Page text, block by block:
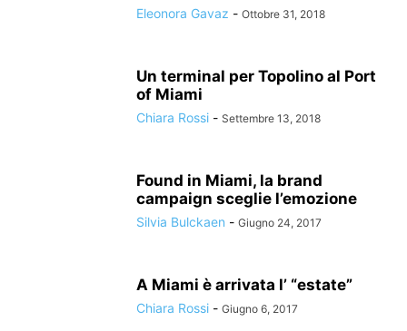
Eleonora Gavaz - Ottobre 31, 2018
Un terminal per Topolino al Port
of Miami
Chiara Rossi - Settembre 13, 2018
Found in Miami, la brand
campaign sceglie l’emozione
Silvia Bulckaen - Giugno 24, 2017
A Miami è arrivata l’ “estate”
Chiara Rossi - Giugno 6, 2017